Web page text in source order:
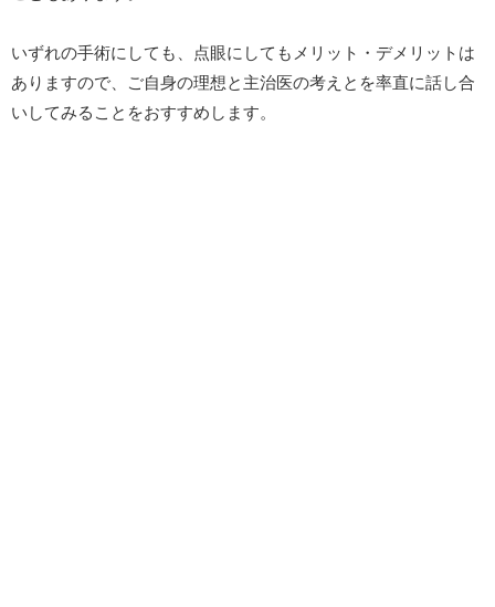
いずれの手術にしても、点眼にしてもメリット・デメリットは
ありますので、ご自身の理想と主治医の考えとを率直に話し合
いしてみることをおすすめします。